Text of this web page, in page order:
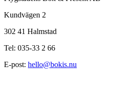
Kundvägen 2
302 41 Halmstad
Tel: 035-33 2 66
E-post: hello@bokis.nu